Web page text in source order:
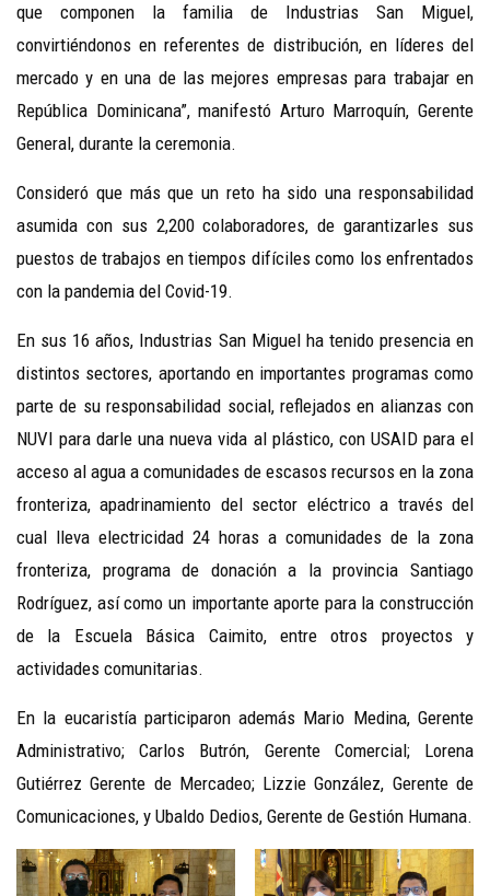
que componen la familia de Industrias San Miguel,
convirtiéndonos en referentes de distribución, en líderes del
mercado y en una de las mejores empresas para trabajar en
República Dominicana”, manifestó Arturo Marroquín, Gerente
General, durante la ceremonia.
Consideró que más que un reto ha sido una responsabilidad
asumida con sus 2,200 colaboradores, de garantizarles sus
puestos de trabajos en tiempos difíciles como los enfrentados
con la pandemia del Covid-19.
En sus 16 años, Industrias San Miguel ha tenido presencia en
distintos sectores, aportando en importantes programas como
parte de su responsabilidad social, reflejados en alianzas con
NUVI para darle una nueva vida al plástico, con USAID para el
acceso al agua a comunidades de escasos recursos en la zona
fronteriza, apadrinamiento del sector eléctrico a través del
cual lleva electricidad 24 horas a comunidades de la zona
fronteriza, programa de donación a la provincia Santiago
Rodríguez, así como un importante aporte para la construcción
de la Escuela Básica Caimito, entre otros proyectos y
actividades comunitarias.
En la eucaristía participaron además Mario Medina, Gerente
Administrativo; Carlos Butrón, Gerente Comercial; Lorena
Gutiérrez Gerente de Mercadeo; Lizzie González, Gerente de
Comunicaciones, y Ubaldo Dedios, Gerente de Gestión Humana.